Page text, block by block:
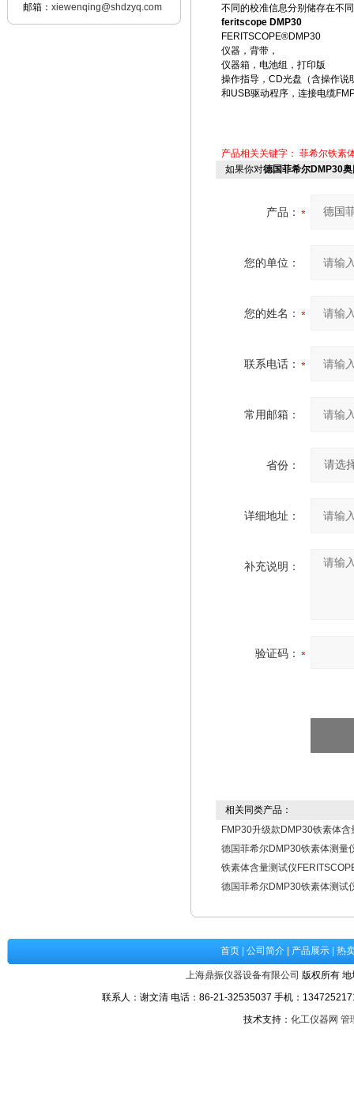
邮箱： xiewenqing@shdzyq.com
不同的校准信息分别储存在不
feritscope DMP30
FERITSCOPE®DMP30
仪器，背带，
仪器箱，电池组，打印版
操作指导，CD光盘（含操作说
和USB驱动程序，连接电缆
产品相关关键字： 菲希尔铁素
如果你对德国菲希尔DMP30
产品：
您的单位：
您的姓名：
联系电话：
常用邮箱：
省份：
详细地址：
补充说明：
验证码：
相关同类产品：
FMP30升级款DMP30铁素体含
德国菲希尔DMP30铁素体测量
铁素体含量测试仪
德国菲希尔DMP30铁素体测试
首页| 公司简介| 产品展示| 热
上海鼎振仪器设备有限公司 版权所有
联系人：谢文清 电话：86-21-32535037 手机：
技术支持： 化工仪器网 管